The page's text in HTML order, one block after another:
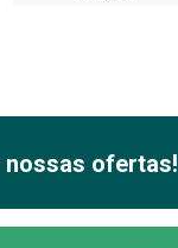
nossas ofertas!